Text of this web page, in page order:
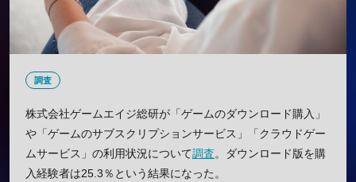
調査
株式会社ゲームエイジ総研が「ゲームのダウンロード購入」
や「ゲームのサブスクリプションサービス」「クラウドゲー
ムサービス」の利用状況について調査。ダウンロード版を購
入経験者は25.3％という結果になった。